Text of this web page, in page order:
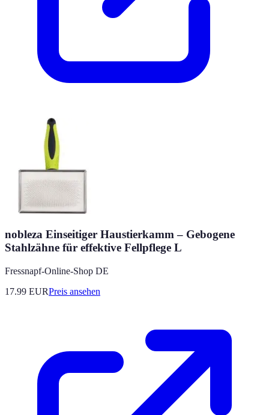
nobleza Einseitiger Haustierkamm – Gebogene
Stahlzähne für effektive Fellpflege L
Fressnapf-Online-Shop DE
17.99 EURPreis ansehen